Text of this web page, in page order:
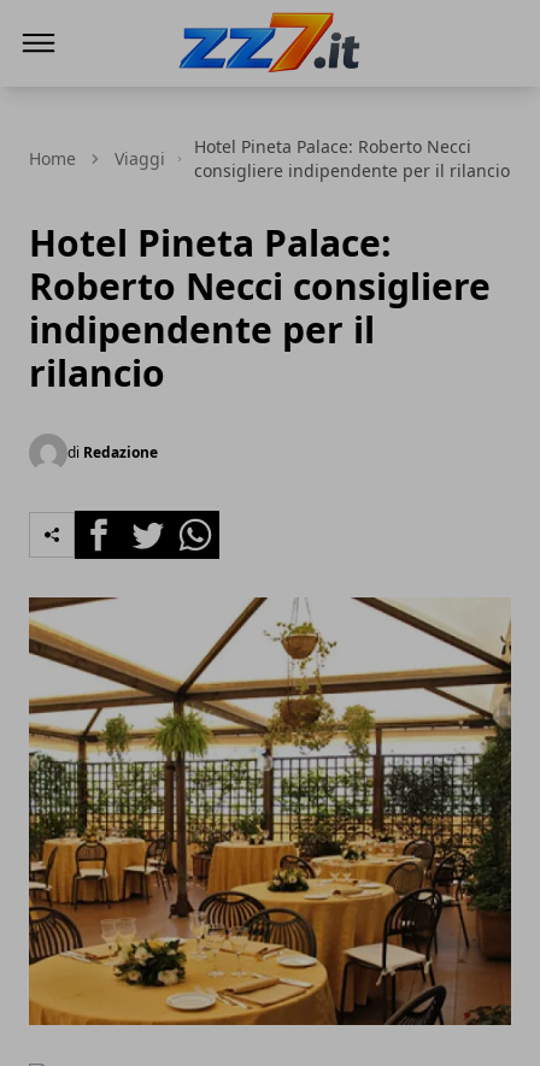
Home Viaggi
Hotel Pineta Palace: Roberto Necci
consigliere indipendente per il rilancio
Hotel Pineta Palace:
Roberto Necci consigliere
indipendente per il
rilancio
di Redazione
FacebookTwitterWhatsapp